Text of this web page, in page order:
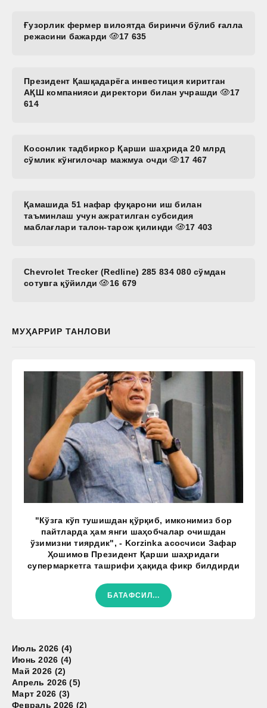
Ғузорлик фермер вилоятда биринчи бўлиб ғалла
режасини бажарди
17 635
Президент Қашқадарёга инвестиция киритган
АҚШ компанияси директори билан учрашди
17
614
Косонлик тадбиркор Қарши шаҳрида 20 млрд
сўмлик кўнгилочар мажмуа очди
17 467
Қамашида 51 нафар фуқарони иш билан
таъминлаш учун ажратилган субсидия
маблағлари талон-тарож қилинди
17 403
Chevrolet Trecker (Redline) 285 834 080 сўмдан
сотувга қўйилди
16 679
МУҲАРРИР ТАНЛОВИ
"Кўзга кўп тушишдан қўрқиб, имконимиз бор
пайтларда ҳам янги шаҳобчалар очишдан
ўзимизни тиярдик", - Korzinka асосчиси Зафар
Ҳошимов Президент Қарши шаҳридаги
супермаркетга ташрифи ҳақида фикр билдирди
БАТАФСИЛ...
Июль 2026 (4)
Июнь 2026 (4)
Май 2026 (2)
Апрель 2026 (5)
Март 2026 (3)
Февраль 2026 (2)